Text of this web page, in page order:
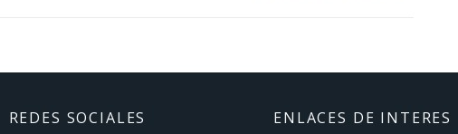
REDES SOCIALES ENLACES DE INTERES